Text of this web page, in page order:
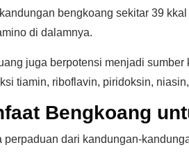
bengkoang sekitar 39
di dalamnya.
juga berpotensi menjadi
tiamin, riboflavin, piridoksin,
Bengkoang
perpaduan dari kandungan-